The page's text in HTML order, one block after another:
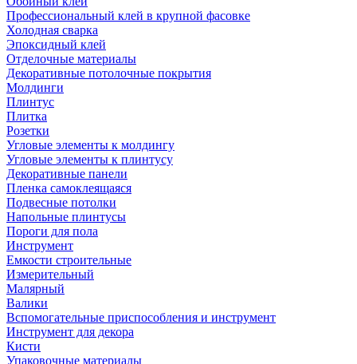
Профессиональный клей в крупной фасовке
Холодная сварка
Эпоксидный клей
Отделочные материалы
Декоративные потолочные покрытия
Молдинги
Плинтус
Плитка
Розетки
Угловые элементы к молдингу
Угловые элементы к плинтусу
Декоративные панели
Пленка самоклеящаяся
Подвесные потолки
Напольные плинтусы
Пороги для пола
Инструмент
Емкости строительные
Измерительный
Малярный
Валики
Вспомогательные приспособления и инструмент
Инструмент для декора
Кисти
Упаковочные материалы